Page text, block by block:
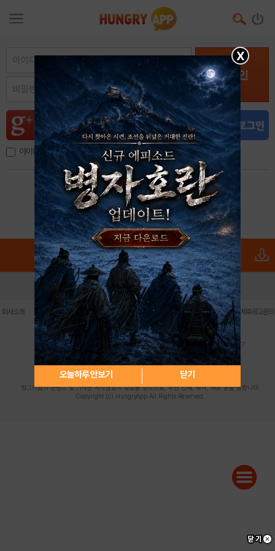
로그인
아이디, 이메일 저장
아이디 / 비밀번호 찾기 회원가입
X
오늘하루 안보기 닫기
로그인 PC버전 전체앱
회사소개 이용약관 | 개인정보 처리방침 | 청소년 보호정책 | 불법촬영물 신고센터 | 제휴광고문의
사업자등록번호:119-86-61101 (주)스마트나우 대표이사:송현두
주소: 서울시 금천구 가산디지털1로 171 연락처:063-284-8635 팩스:02-6265-0377
청소년보호책임자:김동욱desk@hungryapp.co.kr
등록번호:서울아02322 | 등록일자:2016년4월25일
발행인:(주)스마트나우 송현두 | 편집인:김동욱
헝그리앱의 콘텐츠 및 기사는 저작권법의 보호를 받으므로, 무단 전재, 복사, 배포 등을 금합니다.
Copyright (c) HungryApp All Rights Reserved.